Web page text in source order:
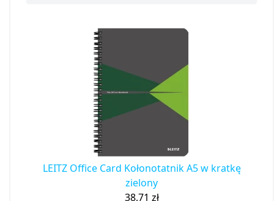
LEITZ Office Card Kołonotatnik A5 w kratkę
zielony
38,71 zł